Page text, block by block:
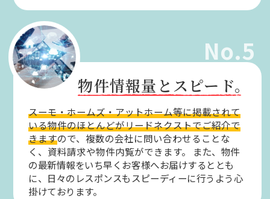
No.5
物件情報量とスピード。
スーモ・ホームズ・アットホーム等に掲載されて
いる物件のほとんどがリードネクストでご紹介で
きますので、複数の会社に問い合わせることな
く、資料請求や物件内覧ができます。
また、物件
の最新情報をいち早くお客様へお届けするととも
に、日々のレスポンスもスピーディーに行うよう心
掛けております。